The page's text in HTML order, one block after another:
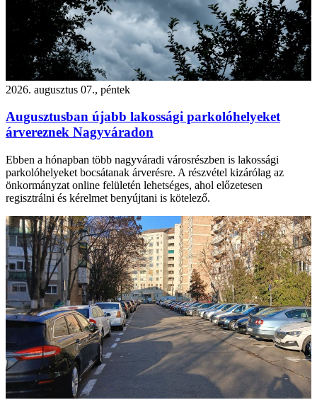
2026. augusztus 07., péntek
Augusztusban újabb lakossági parkolóhelyeket
árvereznek Nagyváradon
Ebben a hónapban több nagyváradi városrészben is lakossági
parkolóhelyeket bocsátanak árverésre. A részvétel kizárólag az
önkormányzat online felületén lehetséges, ahol előzetesen
regisztrálni és kérelmet benyújtani is kötelező.